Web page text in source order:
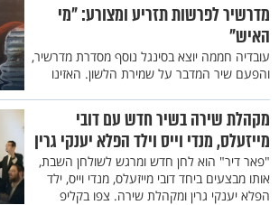
מדרשיר לפרשות תזריע ומצורע: "מי
האיש"
עובדיה חממה יוצא בסינגל נוסף מסדרת מדרשיר,
והפעם שיר המדבר על שמירת הלשון. האזינו
מקהלת שירה בשיר חדש עם דובי
מייזעלס, מנדי וייס וילד הפלא יענקי גרין
"פאר דיר" הוא לחן חדש ומרגש לשולחן השבת,
אותו מבצעים ביחד דובי מייזעלס, מנדי וייס, ילד
הפלא יענקי גרין ומקהלת שירה. צפו בקליפ